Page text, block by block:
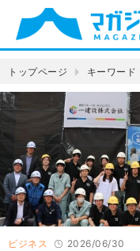
トップページ キーワード
ビジネス 2026/06/30